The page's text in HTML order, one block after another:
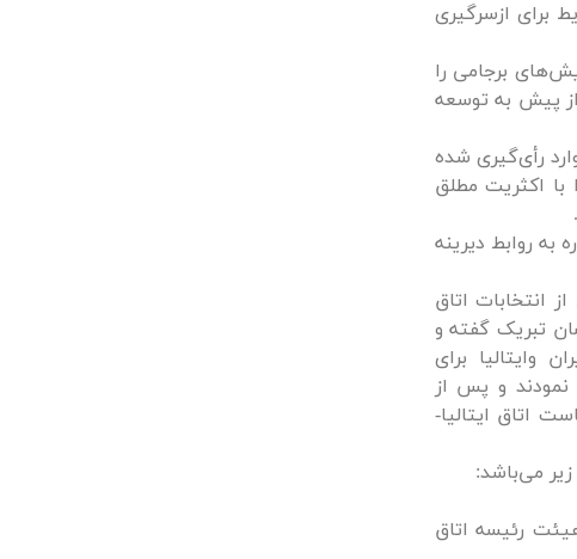
برای ازسرگیری
برجامی را
از پیش به توسعه
رأی‌گیری شده
با اکثریت مطلق
روابط دیرینه
انتخابات اتاق
تبریک گفته و
وایتالیا برای
و پس از
اتاق ایتالیا-
می‌باشد:
رئیسه اتاق